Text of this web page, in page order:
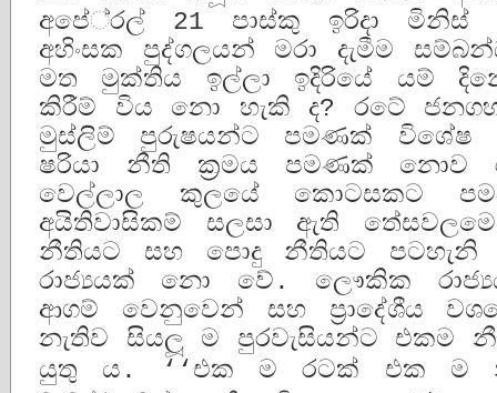
අපේ‍්‍රල් 21 පාස්කු ඉරිදා මිනිස්
අහිංසක පුද්ගලයන් මරා දැමීම
මත මුක්තිය ඉල්ලා ඉදිරියේ යම්
කිරීම් විය නො හැකි ද? රටේ
මුස්ලිම් පුරුෂයන්ට පමණක් විශේෂ
ෂරියා නීති ක‍්‍රමය පමණක් නොව
වෙල්ලාල කුලයේ කොටසකට
අයිතිවාසිකම් සලසා ඇති
නීතියට සහ පොදු නීතියට පටහැනි
රාජ්‍යයක් නො වේ. ලෞකික
ආගම් වෙනුවෙන් සහ ප‍්‍රාදේශීය
නැතිව සියලූ ම පුරවැසියන්ට එකම
යුතු ය. ‘‘එක ම රටක් එක ම